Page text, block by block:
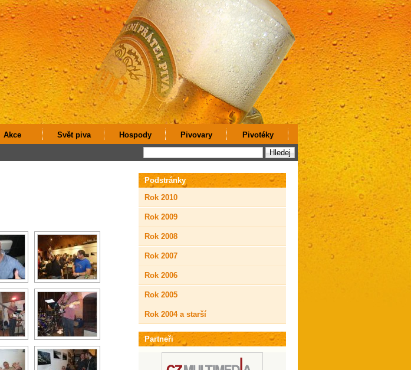
Akce Svět piva Hospody Pivovary Pivotéky
Podstránky
Rok 2010
Rok 2009
Rok 2008
Rok 2007
Rok 2006
Rok 2005
Rok 2004 a starší
Partneři